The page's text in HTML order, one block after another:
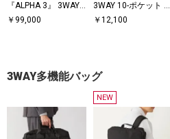
『ALPHA 3』 3WAY
スリム ブリーフ
￥ 99,000
3WAY 10-ポケット ビ
ズ ブリーフ バッグ
￥12,100
3WAY多機能バッグ
NEW